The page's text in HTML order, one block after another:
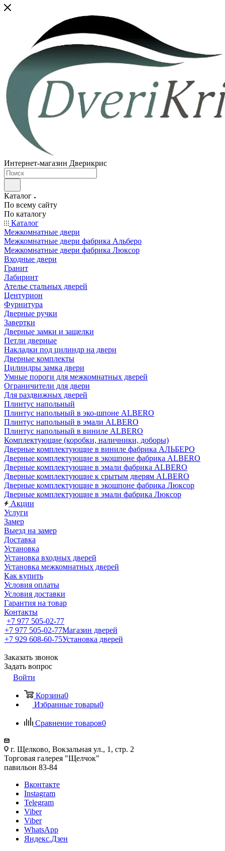
Интернет-магазин Дверикрис
Каталог
По всему сайту
По каталогу
Каталог
Межкомнатные двери
Межкомнатные двери фабрика Альберо
Межкомнатные двери фабрика Люксор
Входные двери
Гранит
Лабиринт
Ателье стальных дверей
Центурион
Фурнитура
Дверные ручки
Завертки
Дверные замки и защелки
Петли дверные
Накладки под цилиндр на двери
Дверные комплекты
Цилиндры замка двери
Умные пороги для межкомнатных дверей
Ограничители для двери
Для раздвижных дверей
Плинтус напольный
Плинтус напольный в эко-шпоне ALBERO
Плинтус напольный в эмали ALBERO
Плинтус напольный в виниле ALBERO
Комплектующие (коробки, наличники, доборы)
Дверные комплектующие в виниле фабрика АЛЬБЕРО
Дверные комплектующие в экошпоне фабрика ALBERO
Дверные комплектующие в эмали фабрика ALBERO
Дверные комплектующие к срытым дверям ALBERO
Дверные комплектующие в экошпоне фабрика Люксор
Дверные комплектующие в эмали фабрика Люксор
Акции
Услуги
Замер
Выезд на замер
Доставка
Установка
Установка входных дверей
Установка межкомнатных дверей
Как купить
Условия оплаты
Условия доставки
Гарантия на товар
Контакты
+7 977 505-02-77
+7 977 505-02-77Магазин дверей
+7 929 608-60-75Установка дверей
Заказать звонок
Задать вопрос
Войти
Корзина0
Избранные товары0
Сравнение товаров0
г. Щелково, Вокзальная ул., 1, стр. 2
Торговая галерея "Щелчок"
павильон 83-84
Вконтакте
Instagram
Telegram
Viber
Viber
WhatsApp
Яндекс.Дзен